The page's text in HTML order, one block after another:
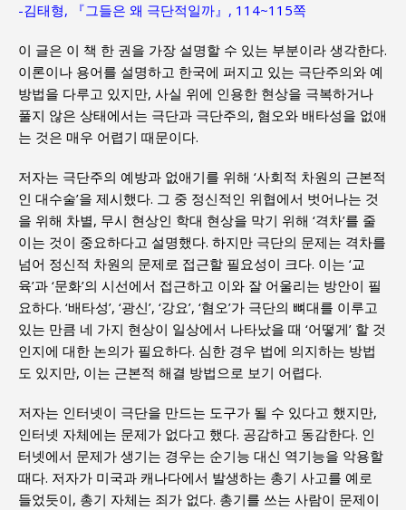
-김태형, 『그들은 왜 극단적일까』, 114~115쪽
이 글은 이 책 한 권을 가장 설명할 수 있는 부분이라 생각한다.
이론이나 용어를 설명하고 한국에 퍼지고 있는 극단주의와 예
방법을 다루고 있지만, 사실 위에 인용한 현상을 극복하거나
풀지 않은 상태에서는 극단과 극단주의, 혐오와 배타성을 없애
는 것은 매우 어렵기 때문이다.
저자는 극단주의 예방과 없애기를 위해 ‘사회적 차원의 근본적
인 대수술’을 제시했다. 그 중 정신적인 위협에서 벗어나는 것
을 위해 차별, 무시 현상인 학대 현상을 막기 위해 ‘격차’를 줄
이는 것이 중요하다고 설명했다. 하지만 극단의 문제는 격차를
넘어 정신적 차원의 문제로 접근할 필요성이 크다. 이는 ‘교
육’과 ‘문화’의 시선에서 접근하고 이와 잘 어울리는 방안이 필
요하다. ‘배타성’, ‘광신’, ‘강요’, ‘혐오’가 극단의 뼈대를 이루고
있는 만큼 네 가지 현상이 일상에서 나타났을 때 ‘어떻게’ 할 것
인지에 대한 논의가 필요하다. 심한 경우 법에 의지하는 방법
도 있지만, 이는 근본적 해결 방법으로 보기 어렵다.
저자는 인터넷이 극단을 만드는 도구가 될 수 있다고 했지만,
인터넷 자체에는 문제가 없다고 했다. 공감하고 동감한다. 인
터넷에서 문제가 생기는 경우는 순기능 대신 역기능을 악용할
때다. 저자가 미국과 캐나다에서 발생하는 총기 사고를 예로
들었듯이, 총기 자체는 죄가 없다. 총기를 쓰는 사람이 문제이